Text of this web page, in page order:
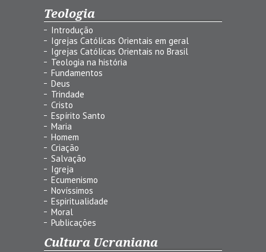
Teologia
Introdução
Igrejas Católicas Orientais em geral
Igrejas Católicas Orientais no Brasil
Teologia na história
Fundamentos
Deus
Trindade
Cristo
Espírito Santo
Maria
Homem
Criação
Salvação
Igreja
Ecumenismo
Novíssimos
Espiritualidade
Moral
Publicações
Cultura Ucraniana